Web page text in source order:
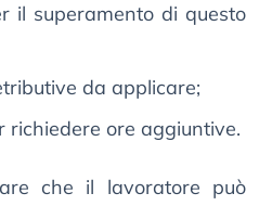
il superamento di questo
da applicare;
richiedere ore aggiuntive.
che il lavoratore può